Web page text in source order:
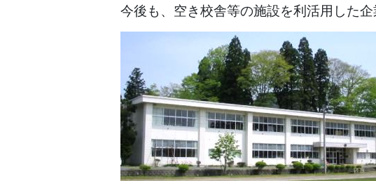
今後も、空き校舎等の施設を利活用した